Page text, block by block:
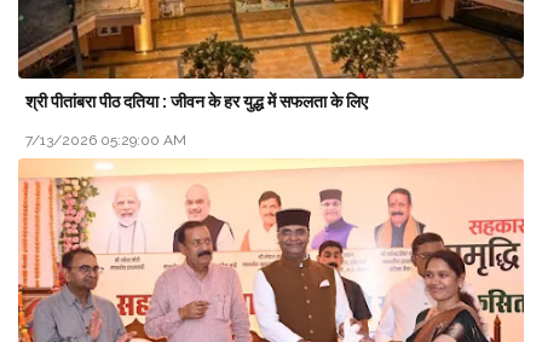
श्री पीतांबरा पीठ दतिया : जीवन के हर युद्ध में सफलता के लिए
7/13/2026 05:29:00 AM